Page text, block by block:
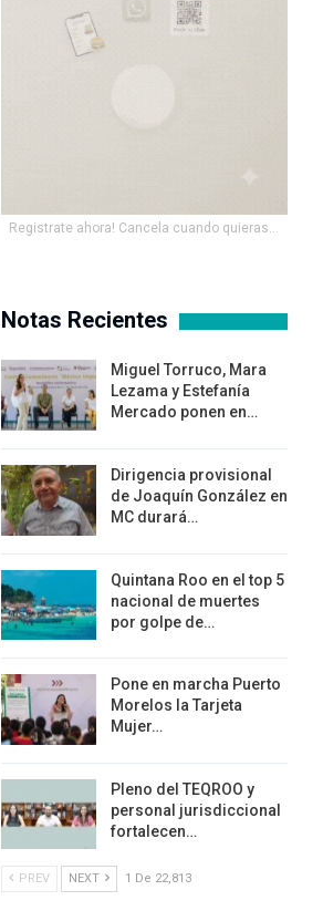
Registrate ahora! Cancela cuando quieras...
Notas Recientes
Miguel Torruco, Mara
Lezama y Estefanía
Mercado ponen en…
Dirigencia provisional
de Joaquín González en
MC durará…
Quintana Roo en el top 5
nacional de muertes
por golpe de…
Pone en marcha Puerto
Morelos la Tarjeta
Mujer…
Pleno del TEQROO y
personal jurisdiccional
fortalecen…
PREV NEXT 1 De 22,813